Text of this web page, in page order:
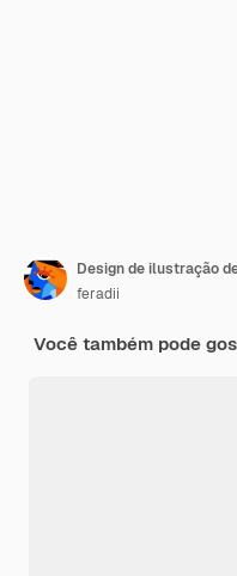
Design de ilustração
feradii
Você também pode